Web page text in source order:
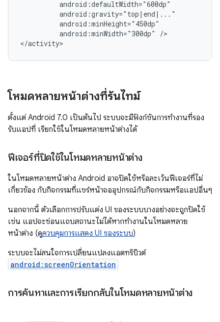
android:minWidth="300dp"
/>
โหมดหลายหน้าต่างที่รันไทม์
ตั้งแต่ Android 7.0 เป็นต้นไป ระบบจะมีฟังก์ชันการทำงานที่รอง
รับแอปที่ เรียกใช้ในโหมดหลายหน้าต่างได้
ฟีเจอร์ที่ปิดใช้ในโหมดหลายหน้าต่าง
ในโหมดหลายหน้าต่าง Android อาจปิดใช้หรือละเว้นฟีเจอร์ที่ไม่
เกี่ยวข้อง กับกิจกรรมที่แชร์หน้าจออุปกรณ์กับกิจกรรมหรือแอปอื่นๆ
นอกจากนี้ ตัวเลือกการปรับแต่ง UI ของระบบบางอย่างจะถูกปิดใช้
เช่น แอปจะซ่อนแถบสถานะไม่ได้หากทำงานในโหมดหลาย
หน้าต่าง (ดูควบคุมการแสดง UI ของระบบ)
ระบบจะไม่สนใจการเปลี่ยนแปลงแอตทริบิวต์
android:screenOrientation
การค้นหาและการเรียกกลับในโหมดหลายหน้าต่าง